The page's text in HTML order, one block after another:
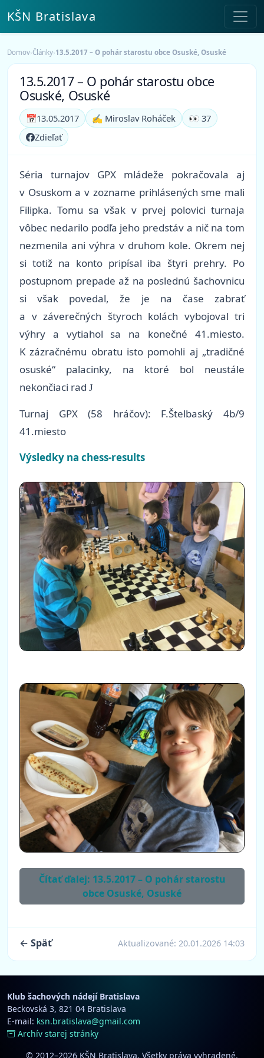
KŠN Bratislava
Domov›Články›13.5.2017 – O pohár starostu obce Osuské, Osuské
13.5.2017 – O pohár starostu obce
Osuské, Osuské
📅13.05.2017 ✍️ Miroslav Roháček
👀 37
Zdieľať
Séria turnajov GPX mládeže pokračovala aj
v Osuskom a v zozname prihlásených sme mali
Filipka. Tomu sa však v prvej polovici turnaja
vôbec nedarilo podľa jeho predstáv a nič na tom
nezmenila ani výhra v druhom kole. Okrem nej
si totiž na konto pripísal iba štyri prehry. Po
postupnom prepade až na poslednú šachovnicu
si však povedal, že je na čase zabrať
a v záverečných štyroch kolách vybojoval tri
výhry a vytiahol sa na konečné 41.miesto.
K zázračnému obratu isto pomohli aj „tradičné
osuské“ palacinky, na ktoré bol neustále
nekončiaci rad J
Turnaj GPX (58 hráčov): F.Štelbaský 4b/9
41.miesto
Výsledky na chess-results
Čítať ďalej: 13.5.2017 – O pohár starostu
obce Osuské, Osuské
← Späť Aktualizované: 20.01.2026 14:03
Klub šachových nádejí Bratislava
Beckovská 3, 821 04 Bratislava
E-mail: ksn.bratislava@gmail.com
Archív starej stránky
© 2012–2026 KŠN Bratislava. Všetky práva vyhradené.